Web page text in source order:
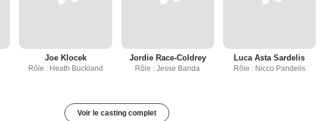
Joe Klocek
Rôle : Heath Buckland
Jordie Race-Coldrey
Rôle : Jesse Banda
Luca Asta Sardelis
Rôle : Nicco Pandelis
Voir le casting complet